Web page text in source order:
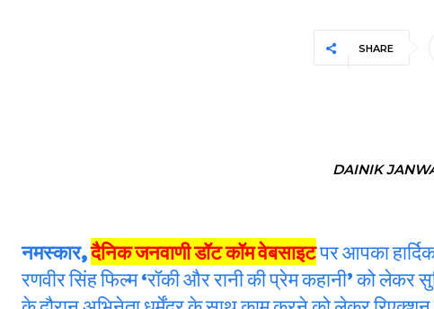
SHARE
DAINIK
नमस्कार,दैनिक जनवाणी डॉट कॉम वेबसाइटपर आपका
रणवीर सिंह फिल्म ‘रॉकी और रानी की प्रेम कहानी’ को